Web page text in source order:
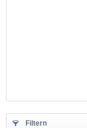
Filtern